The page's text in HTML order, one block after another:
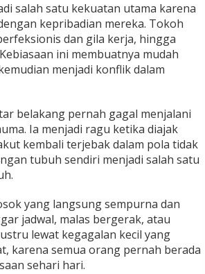
salah satu kekuatan utama karena
kepribadian mereka. Tokoh
dan gila kerja, hingga
ini membuatnya mudah
menjadi konflik dalam
belakang pernah gagal menjalani
Ia menjadi ragu ketika diajak
kembali terjebak dalam pola tidak
tubuh sendiri menjadi salah satu
yang langsung sempurna dan
jadwal, malas bergerak, atau
lewat kegagalan kecil yang
karena semua orang pernah berada
sehari hari.